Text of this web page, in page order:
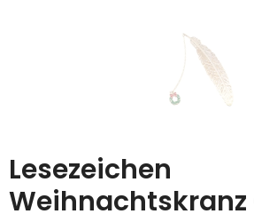
Lesezeichen
Weihnachtskranz